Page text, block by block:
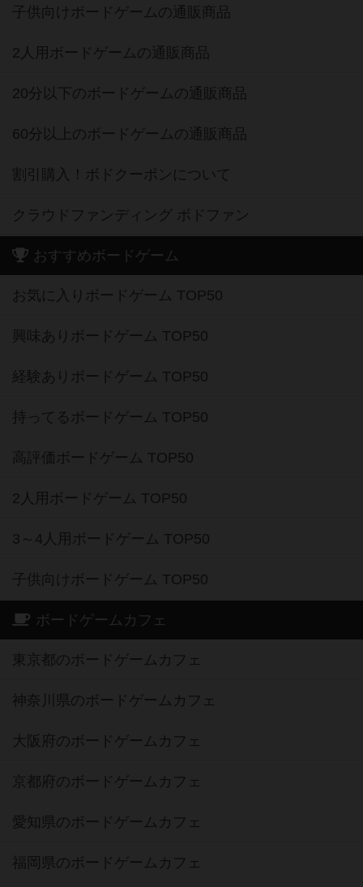
子供向けボードゲームの通販商品
2人用ボードゲームの通販商品
20分以下のボードゲームの通販商品
60分以上のボードゲームの通販商品
割引購入！ボドクーポンについて
クラウドファンディング ボドファン
おすすめボードゲーム
お気に入りボードゲーム TOP50
興味ありボードゲーム TOP50
経験ありボードゲーム TOP50
持ってるボードゲーム TOP50
高評価ボードゲーム TOP50
2人用ボードゲーム TOP50
3～4人用ボードゲーム TOP50
子供向けボードゲーム TOP50
ボードゲームカフェ
東京都のボードゲームカフェ
神奈川県のボードゲームカフェ
大阪府のボードゲームカフェ
京都府のボードゲームカフェ
愛知県のボードゲームカフェ
福岡県のボードゲームカフェ